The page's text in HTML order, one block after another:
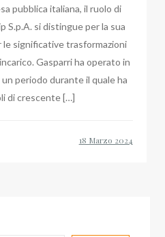
pubblica italiana, il ruolo di
S.p.A. si distingue per la sua
significative trasformazioni
Gasparri ha operato in
periodo durante il quale ha
di crescente […]